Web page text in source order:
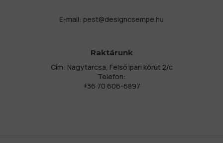
E-mail: pest@designcsempe.hu
Raktárunk
Cím: Nagytarcsa, Felső ipari körút 2/c
Telefon:
+36 70 606-6897